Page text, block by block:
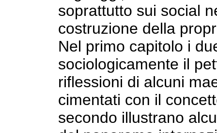
soprattutto sui social
costruzione della
Nel primo capitolo i
sociologicamente il
riflessioni di alcuni
cimentati con il
secondo illustrano